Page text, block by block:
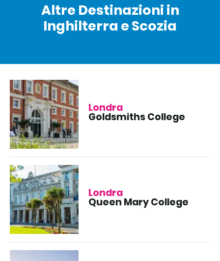
Altre Destinazioni in
Inghilterra e Scozia
Londra
Goldsmiths College
Londra
Queen Mary College